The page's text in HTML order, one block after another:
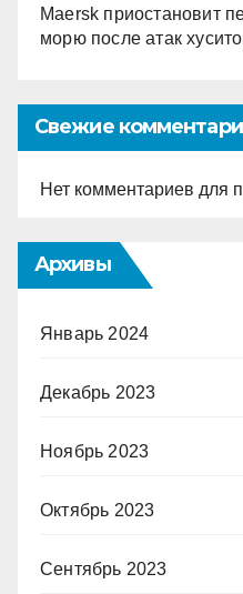
Maersk приостановит
морю после атак
Свежие
Нет комментариев для
Архивы
Январь 2024
Декабрь 2023
Ноябрь 2023
Октябрь 2023
Сентябрь 2023